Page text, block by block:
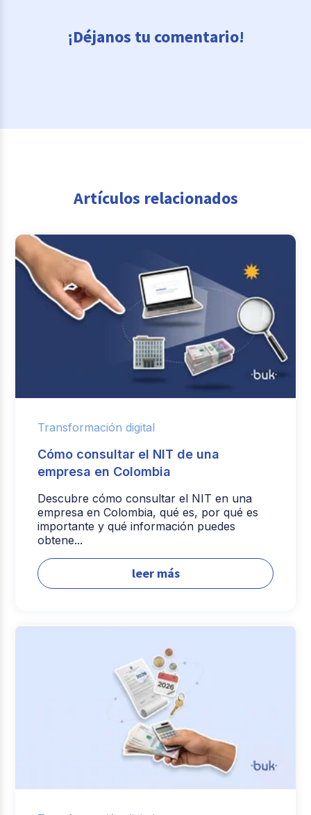
¡Déjanos tu comentario!
Artículos relacionados
Transformación digital
Cómo consultar el NIT de una
empresa en Colombia
Descubre cómo consultar el NIT en una
empresa en Colombia, qué es, por qué es
importante y qué información puedes
obtene...
leer más